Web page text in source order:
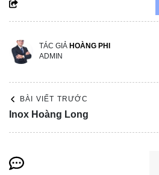
TÁC GIẢ HOÀNG PHI
ADMIN
BÀI VIẾT TRƯỚC
Inox Hoàng Long